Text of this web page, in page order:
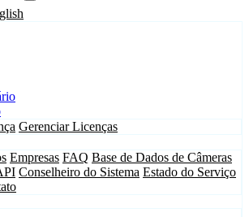
Gerenciar Licenças
Empresas FAQ Base de Dados de Câmeras
Conselheiro do Sistema Estado do Serviço